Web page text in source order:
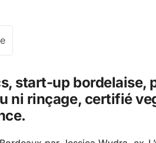
start-up bordelaise,
ni rinçage, certifié